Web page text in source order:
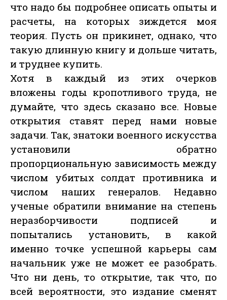
что надо бы подробнее описать опыты и
расчеты, на которых зиждется моя
теория. Пусть он прикинет, однако, что
такую длинную книгу и дольше читать,
и труднее купить.
Хотя в каждый из этих очерков
вложены годы кропотливого труда, не
думайте, что здесь сказано все. Новые
открытия ставят перед нами новые
задачи. Так, знатоки военного искусства
установили обратно
пропорциональную зависимость между
числом убитых солдат противника и
числом наших генералов. Недавно
ученые обратили внимание на степень
неразборчивости подписей и
попытались установить, в какой
именно точке успешной карьеры сам
начальник уже не может ее разобрать.
Что ни день, то открытие, так что, по
всей вероятности, это издание сменят